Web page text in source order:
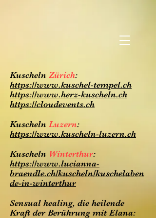
Kuscheln Zürich:
https://www.kuschel-tempel.ch
https://www.herz-kuscheln.ch
https://cloudevents.ch
Kuscheln Luzern:
https://www.kuscheln-luzern.ch
Kuscheln Winterthur:
https://www.lucianna-
braendle.ch/kuscheln/kuschelaben
de-in-winterthur
Sensual healing, die heilende
Kraft der Berührung mit Elana: